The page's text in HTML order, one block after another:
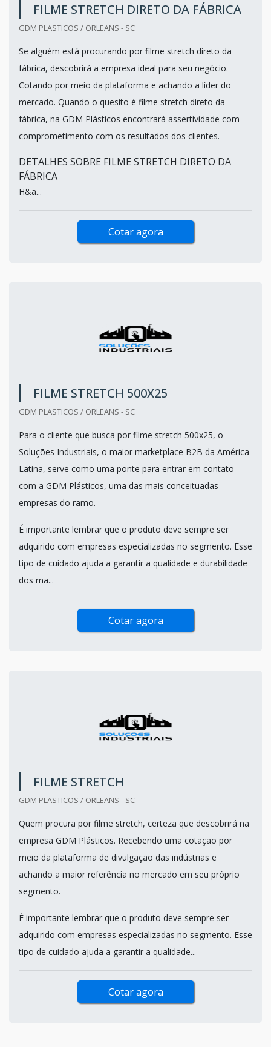
FILME STRETCH DIRETO DA FÁBRICA
GDM PLASTICOS / ORLEANS - SC
Se alguém está procurando por filme stretch direto da
fábrica, descobrirá a empresa ideal para seu negócio.
Cotando por meio da plataforma e achando a líder do
mercado. Quando o quesito é filme stretch direto da
fábrica, na GDM Plásticos encontrará assertividade com
comprometimento com os resultados dos clientes.
DETALHES SOBRE FILME STRETCH DIRETO DA
FÁBRICA
H&a...
Cotar agora
FILME STRETCH 500X25
GDM PLASTICOS / ORLEANS - SC
Para o cliente que busca por filme stretch 500x25, o
Soluções Industriais, o maior marketplace B2B da América
Latina, serve como uma ponte para entrar em contato
com a GDM Plásticos, uma das mais conceituadas
empresas do ramo.
É importante lembrar que o produto deve sempre ser
adquirido com empresas especializadas no segmento. Esse
tipo de cuidado ajuda a garantir a qualidade e durabilidade
dos ma...
Cotar agora
FILME STRETCH
GDM PLASTICOS / ORLEANS - SC
Quem procura por filme stretch, certeza que descobrirá na
empresa GDM Plásticos. Recebendo uma cotação por
meio da plataforma de divulgação das indústrias e
achando a maior referência no mercado em seu próprio
segmento.
É importante lembrar que o produto deve sempre ser
adquirido com empresas especializadas no segmento. Esse
tipo de cuidado ajuda a garantir a qualidade...
Cotar agora